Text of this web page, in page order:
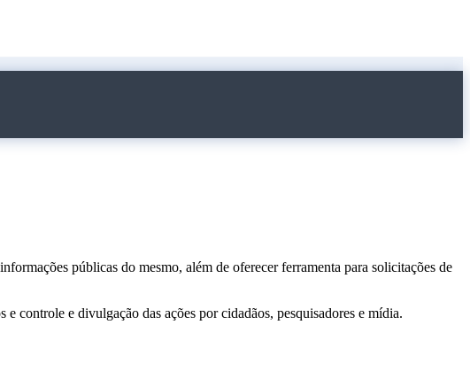
públicas do mesmo, além de oferecer ferramenta para solicitações de
controle e divulgação das ações por cidadãos, pesquisadores e mídia.